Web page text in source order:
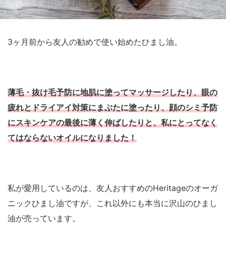
3ヶ月前から友人の勧めで使い始めたひまし油。
薄毛・抜け毛予防に地肌に塗ってマッサージしたり、眼の
疲れとドライアイ対策にまぶたに塗ったり、顔のシミ予防
にスキンケアの最後に薄く伸ばしたりと、私にとってなく
てはならないオイルになりました！
私が愛用しているのは、友人おすすめのHeritageのオーガ
ニックひまし油ですが、これ以外にも本当に沢山のひまし
油が売っています。